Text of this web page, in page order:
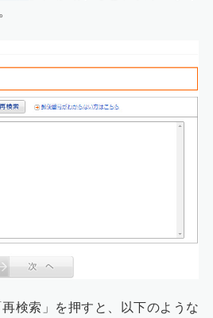
検索」を押すと、以下のような